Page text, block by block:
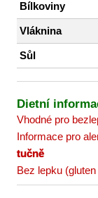
Bílkoviny
Vláknina
Sůl
Dietní
Vhodné pro
Informace pro
tučně
Bez lepku (gluten